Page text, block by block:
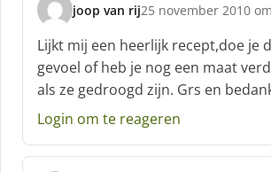
joop van rij
s
c
h
r
e
e
:
25 november 2010
Lijkt mij een heerlijk recept,doe je
gevoel of heb je nog een maat
als ze gedroogd zijn. Grs en
Login om te reageren